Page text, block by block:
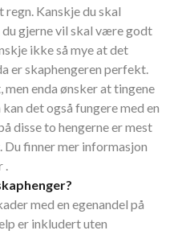
Kanskje du skal
gjerne vil skal være godt
ikke så mye at det
er skaphengeren perfekt.
enda ønsker at tingene
det også fungere med en
disse to hengerne er mest
finner mer informasjon
.
med en egenandel på
er inkludert uten